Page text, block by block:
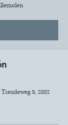
3, 2802